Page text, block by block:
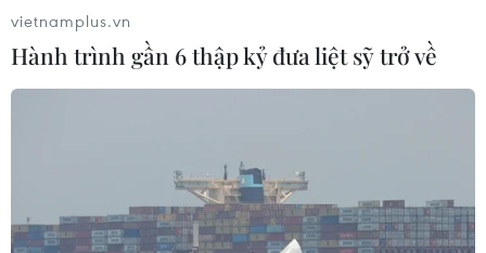
vietnamplus.vn
Hành trình gần 6 thập kỷ đưa liệt sỹ trở về